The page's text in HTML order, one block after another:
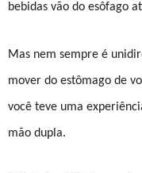
bebidas vão do esôfago
Mas nem sempre é
mover do estômago de
você teve uma
mão dupla.